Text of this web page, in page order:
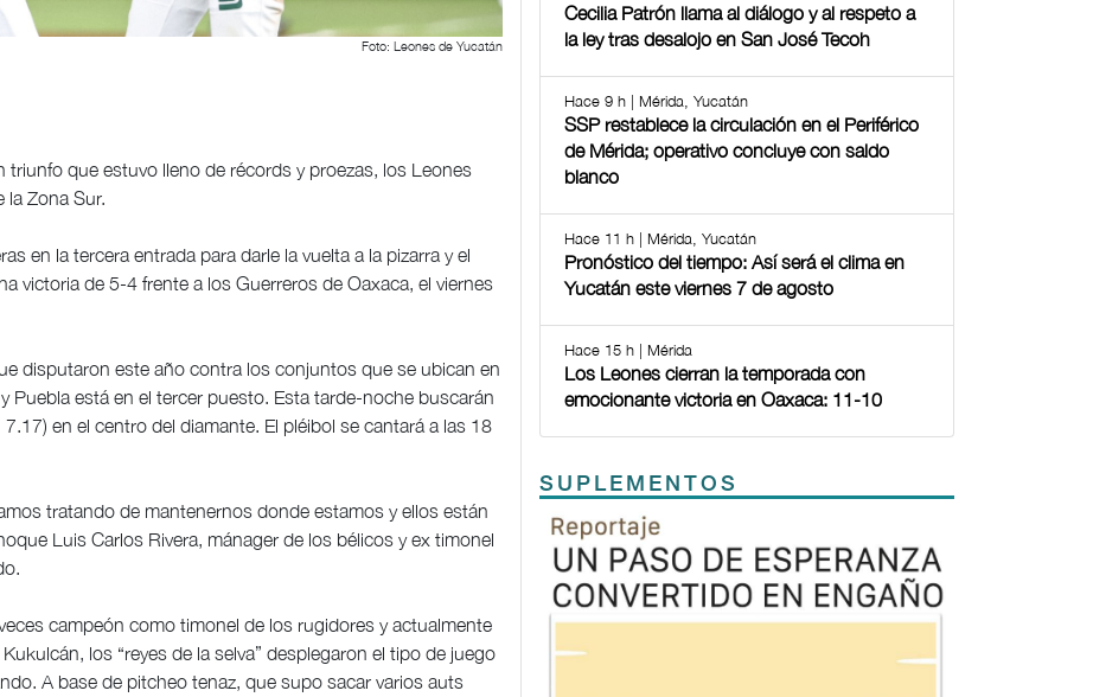
Foto: Leones de Yucatán
que estuvo lleno de récords y proezas, los Leones
la Zona Sur.
en la tercera entrada para darle la vuelta a la pizarra y el
victoria de 5-4 frente a los Guerreros de Oaxaca, el viernes
disputaron este año contra los conjuntos que se ubican en
Puebla está en el tercer puesto. Esta tarde-noche buscarán
en el centro del diamante. El pléibol se cantará a las 18
tratando de mantenernos donde estamos y ellos están
Luis Carlos Rivera, mánager de los bélicos y ex timonel
campeón como timonel de los rugidores y actualmente
los “reyes de la selva” desplegaron el tipo de juego
A base de pitcheo tenaz, que supo sacar varios auts
Cecilia Patrón llama al diálogo y al respeto a
la ley tras desalojo en San José Tecoh
Hace 9 h | Mérida, Yucatán
SSP restablece la circulación en el Periférico
de Mérida; operativo concluye con saldo
blanco
Hace 11 h | Mérida, Yucatán
Pronóstico del tiempo: Así será el clima en
Yucatán este viernes 7 de agosto
Hace 15 h | Mérida
Los Leones cierran la temporada con
emocionante victoria en Oaxaca: 11-10
SUPLEMENTOS
Previous
TODOS LOS SUPLEMENTOS